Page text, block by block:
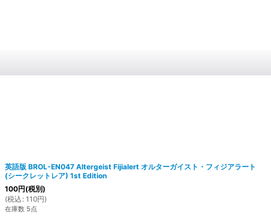
英語版 BROL-EN047 Altergeist Fijialert オルターガイスト・フィジアラート
(シークレットレア) 1st Edition
100円(税別)
(税込 : 110円)
在庫数 5点